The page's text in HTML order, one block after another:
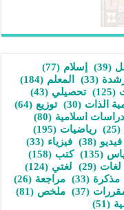
(39) إسلام (77)
(33) المعلم (184)
(125) تحصيلي (43)
الذات (30) توزيع (64)
دراسات اسلامية (80)
(25) رياضيات (195)
فيديو (38) فيزياء (33)
(135) كتب (158)
لغات (29) لغتي (124)
مذكرة (33) مراجعة (26)
(37) ملخص (81)
(51)